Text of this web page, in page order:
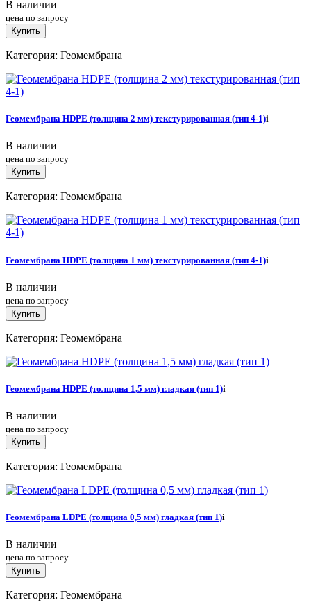
В наличии
цена по запросу
Купить
Категория: Геомембрана
Геомембрана HDPE (толщина 2 мм) текстурированная (тип 4-1)i
В наличии
цена по запросу
Купить
Категория: Геомембрана
Геомембрана HDPE (толщина 1 мм) текстурированная (тип 4-1)i
В наличии
цена по запросу
Купить
Категория: Геомембрана
Геомембрана HDPE (толщина 1,5 мм) гладкая (тип 1)i
В наличии
цена по запросу
Купить
Категория: Геомембрана
Геомембрана LDPE (толщина 0,5 мм) гладкая (тип 1)i
В наличии
цена по запросу
Купить
Категория: Геомембрана